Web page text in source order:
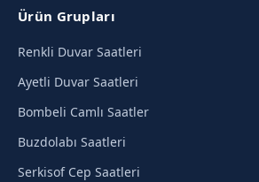
Ürün Grupları
Renkli Duvar Saatleri
Ayetli Duvar Saatleri
Bombeli Camlı Saatler
Buzdolabı Saatleri
Serkisof Cep Saatleri